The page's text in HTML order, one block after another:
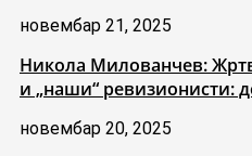
новембар 21, 2025
Никола Милованчев:
и „наши“ ревизионисти:
новембар 20, 2025